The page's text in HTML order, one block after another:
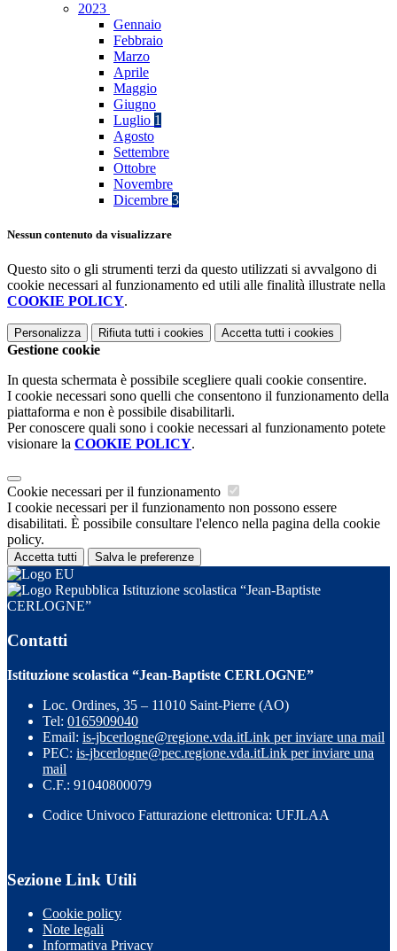
2023
Gennaio
Febbraio
Marzo
Aprile
Maggio
Giugno
Luglio 1
Agosto
Settembre
Ottobre
Novembre
Dicembre 3
Nessun contenuto da visualizzare
Questo sito o gli strumenti terzi da questo utilizzati si avvalgono di
cookie necessari al funzionamento ed utili alle finalità illustrate nella
COOKIE POLICY.
Personalizza Rifiuta tutti i cookies Accetta tutti i cookies
Gestione cookie
In questa schermata è possibile scegliere quali cookie consentire.
I cookie necessari sono quelli che consentono il funzionamento della
piattaforma e non è possibile disabilitarli.
Per conoscere quali sono i cookie necessari al funzionamento potete
visionare la COOKIE POLICY.
Cookie necessari per il funzionamento
I cookie necessari per il funzionamento non possono essere
disabilitati. È possibile consultare l'elenco nella pagina della cookie
policy.
Accetta tutti Salva le preferenze
Istituzione scolastica “Jean-Baptiste
CERLOGNE”
Contatti
Istituzione scolastica “Jean-Baptiste CERLOGNE”
Loc. Ordines, 35 – 11010 Saint-Pierre (AO)
Tel: 0165909040
Email: is-jbcerlogne@regione.vda.itLink per inviare una mail
PEC: is-jbcerlogne@pec.regione.vda.itLink per inviare una
mail
C.F.: 91040800079
Codice Univoco Fatturazione elettronica: UFJLAA
Sezione Link Utili
Cookie policy
Note legali
Informativa Privacy